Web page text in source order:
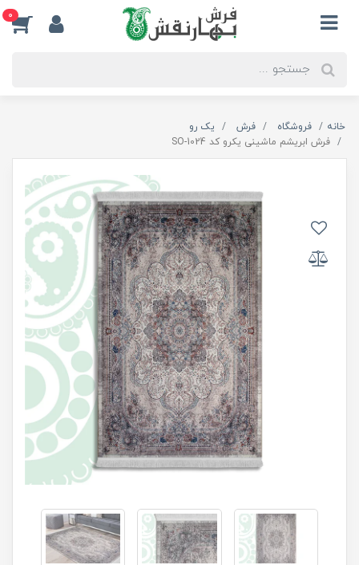
0
خانه فروشگاه فرش
یک رو
فرش ابریشم ماشینی یکرو کد SO-1024